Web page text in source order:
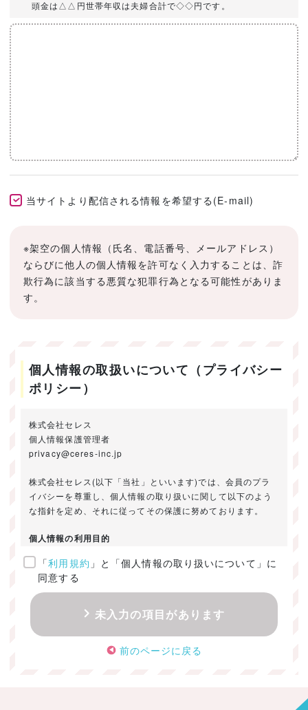
頭金は△△円世帯年収は夫婦合計で◇◇円です。
当サイトより配信される情報を希望する(E-mail)
※架空の個人情報（氏名、電話番号、メールアドレス）
ならびに他人の個人情報を許可なく入力することは、詐
欺行為に該当する悪質な犯罪行為となる可能性がありま
す。
個人情報の取扱いについて（プライバシー
ポリシー）
株式会社セレス
個人情報保護管理者
privacy@ceres-inc.jp
株式会社セレス(以下「当社」といいます)では、会員のプラ
イバシーを尊重し、個人情報の取り扱いに関して以下のよう
な指針を定め、それに従ってその保護に努めております。
個人情報の利用目的
ご提供いただきました個人情報は、以下のためにのみ利用い
たします。
・お問い合わせに対する回答及び資料送付のご連絡
・当社のお客様向けサービスの提供
・本人確認
・サービスの開発・改善のための分析
「利用規約 」と「個人情報の取り扱いについて」に
同意する
未入力の項目があります
前のページに戻る